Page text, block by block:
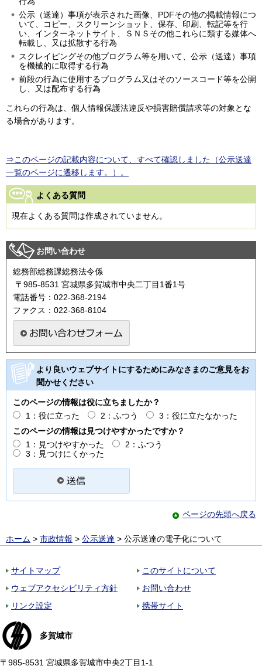
公示（送達）事項が表示された画像、PDFその他の掲載情報につ
いて、コピー、スクリーンショット、保存、印刷、転記等を行
い、インターネットサイト、ＳＮＳその他これらに類する媒体へ
転載し、又は拡散する行為
スクレイピングその他プログラム等を用いて、公示（送達）事項
を機械的に取得する行為
前段の行為に使用するプログラム又はそのソースコード等を公開
し、又は配布する行為
これらの行為は、個人情報保護法違反や損害賠償請求等の対象とな
る場合があります。
⇒このページの記載内容について、すべて確認しました（公示送達
一覧のページに遷移します。）。
よくある質問
現在よくある質問は作成されていません。
お問い合わせ
総務部総務課総務法令係
〒985-8531 宮城県多賀城市中央二丁目1番1号
電話番号：022-368-2194
ファクス：022-368-8104
より良いウェブサイトにするためにみなさまのご意見をお
聞かせください
このページの情報は役に立ちましたか？
1：役に立った
2：ふつう
3：役に立たなかった
このページの情報は見つけやすかったですか？
1：見つけやすかった
2：ふつう
3：見つけにくかった
ページの先頭へ戻る
ホーム > 市政情報 > 公示送達 > 公示送達の電子化について
サイトマップ
このサイトについて
ウェブアクセシビリティ方針
お問い合わせ
リンク設定
携帯サイト
多賀城市
〒985-8531 宮城県多賀城市中央2丁目1-1